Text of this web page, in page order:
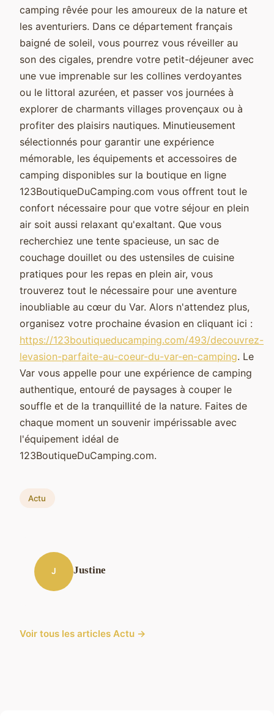
camping rêvée pour les amoureux de la nature et
les aventuriers. Dans ce département français
baigné de soleil, vous pourrez vous réveiller au
son des cigales, prendre votre petit-déjeuner avec
une vue imprenable sur les collines verdoyantes
ou le littoral azuréen, et passer vos journées à
explorer de charmants villages provençaux ou à
profiter des plaisirs nautiques. Minutieusement
sélectionnés pour garantir une expérience
mémorable, les équipements et accessoires de
camping disponibles sur la boutique en ligne
123BoutiqueDuCamping.com vous offrent tout le
confort nécessaire pour que votre séjour en plein
air soit aussi relaxant qu'exaltant. Que vous
recherchiez une tente spacieuse, un sac de
couchage douillet ou des ustensiles de cuisine
pratiques pour les repas en plein air, vous
trouverez tout le nécessaire pour une aventure
inoubliable au cœur du Var. Alors n'attendez plus,
organisez votre prochaine évasion en cliquant ici :
https://123boutiqueducamping.com/493/decouvrez-
levasion-parfaite-au-coeur-du-var-en-camping. Le
Var vous appelle pour une expérience de camping
authentique, entouré de paysages à couper le
souffle et de la tranquillité de la nature. Faites de
chaque moment un souvenir impérissable avec
l'équipement idéal de
123BoutiqueDuCamping.com.
Actu
J Justine
Voir tous les articles Actu →